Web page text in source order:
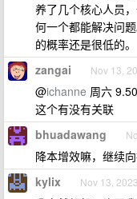
养了几个核心人员
何一个都能解决问
的概率还是很低的。
zangai Nov 13,
@ichanne 周六
这个有没有关联
bhuadawang
降本增效嘛，继续
kylix Nov 13, 2023